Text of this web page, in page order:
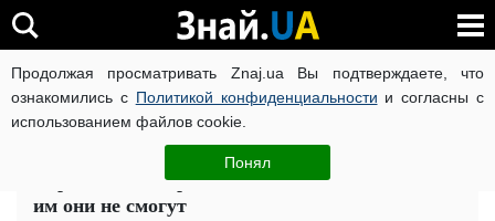
Продолжая просматривать Znaj.ua Вы подтверждаете, что
ознакомились с Политикой конфиденциальности и согласны с
использованием файлов cookie.
Понял
ВОЙНА РОССИИ ПРОТИВ УКРАИНЫ КОРОНАВИРУС В
ЧИТАТИ УКРАЇНСЬКОЮ
Переселенцам предоставят жилье, но владеть
им они не смогут